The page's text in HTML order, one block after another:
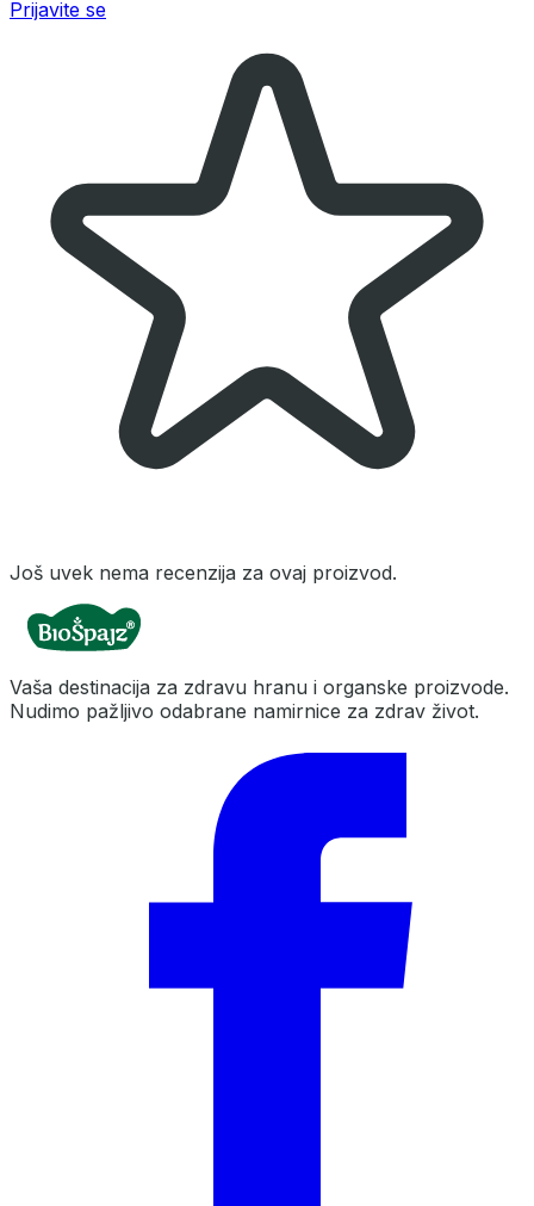
Prijavite se
Još uvek nema recenzija za ovaj proizvod.
Vaša destinacija za zdravu hranu i organske proizvode.
Nudimo pažljivo odabrane namirnice za zdrav život.